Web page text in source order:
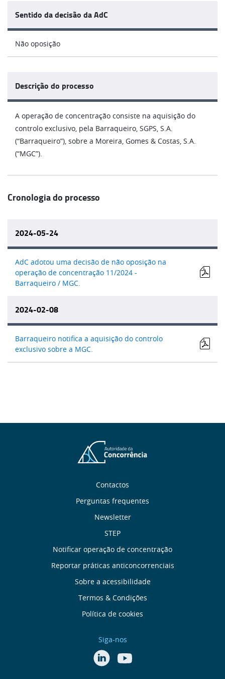
Sentido da decisão da AdC
Não oposição
Descrição do processo
A operação de concentração consiste na aquisição do
controlo exclusivo, pela Barraqueiro, SGPS, S.A.
(“Barraqueiro”), sobre a Moreira, Gomes & Costas, S.A.
(“MGC”).
Cronologia do processo
2024-05-24
AdC adotou uma decisão de não oposição na
operação de concentração 11/2024 -
Barraqueiro / MGC.
2024-02-08
Barraqueiro notifica a aquisição do controlo
exclusivo sobre a MGC.
Contactos
Perguntas frequentes
Newsletter
STEP
Notificar operação de concentração
Reportar práticas anticoncorrenciais
Sobre a acessibilidade
Termos & Condições
Política de cookies
Siga-nos